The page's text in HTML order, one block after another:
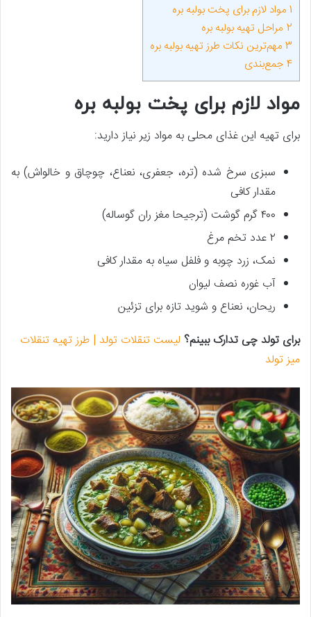
1 مواد لازم برای پخت بولبه بره
2 مراحل تهیه بولبه بره
3 مهم‌ترین نکات طرز تهیه بولبه بره
4 جمع‌بندی
مواد لازم برای پخت بولبه بره
برای تهیه این غذای محلی به مواد زیر نیاز دارید:
سبزی سرخ شده (تره، جعفری، نعناع، چوچاق و خالواش) به
مقدار کافی
۴۰۰ گرم گوشت (ترجیحا مغز ران گوساله)
۲ عدد تخم مرغ
نمک، زرد چوبه و فلفل سیاه به مقدار کافی
آب غوره نصف لیوان
ریحان، نعناع و شوید تازه برای تزئین
برای تولد چی تدارک ببینم؟ لیست تنقلات تولد | طرز تهیه تنقلات
میز تولد